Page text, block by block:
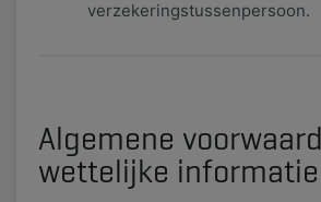
verzekeringstussenpersoon.
Algemene
wettelijke informatie